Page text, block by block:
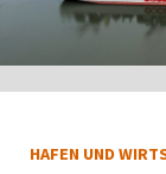
HAFEN UND